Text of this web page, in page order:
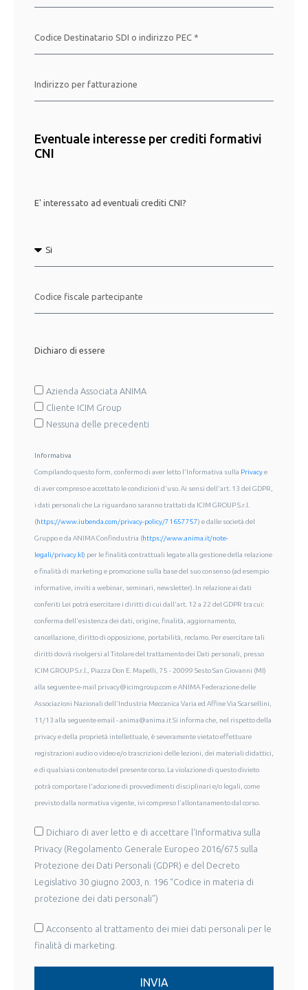
Eventuale interesse per crediti formativi
CNI
E' interessato ad eventuali crediti CNI?
Dichiaro di essere
Azienda Associata ANIMA
Cliente ICIM Group
Nessuna delle precedenti
Informativa
Compilando questo form, confermo di aver letto l'Informativa sulla Privacye
di aver compreso e accettato le condizioni d'uso. Ai sensi dell'art. 13 del GDPR,
i dati personali che La riguardano saranno trattati da ICIM GROUP S.r.l.
(https://www.iubenda.com/privacy-policy/71657757) e dalle società del
Gruppo e da ANIMA Confindustria (https://www.anima.it/note-
legali/privacy.kl) per le finalità contrattuali legate alla gestione della relazione
e finalità di marketing e promozione sulla base del suo consenso (ad esempio
informative, inviti a webinar, seminari, newsletter). In relazione ai dati
conferiti Lei potrà esercitare i diritti di cui dall'art. 12 a 22 del GDPR tra cui:
conferma dell'esistenza dei dati, origine, finalità, aggiornamento,
cancellazione, diritto di opposizione, portabilità, reclamo. Per esercitare tali
diritti dovrà rivolgersi al Titolare del trattamento dei Dati personali, presso
ICIM GROUP S.r.l., Piazza Don E. Mapelli, 75 - 20099 Sesto San Giovanni (MI)
alla seguente e-mail privacy@icimgroup.com e ANIMA Federazione delle
Associazioni Nazionali dell'Industria Meccanica Varia ed Affine Via Scarsellini,
11/13 alla seguente email - anima@anima.it Si informa che, nel rispetto della
privacy e della proprietà intellettuale, è severamente vietato effettuare
registrazioni audio o video e/o trascrizioni delle lezioni, dei materiali didattici,
e di qualsiasi contenuto del presente corso. La violazione di questo divieto
potrà comportare l'adozione di provvedimenti disciplinari e/o legali, come
previsto dalla normativa vigente, ivi compreso l’allontanamento dal corso.
Dichiaro di aver letto e di accettare l'Informativa sulla
Privacy (Regolamento Generale Europeo 2016/675 sulla
Protezione dei Dati Personali (GDPR) e del Decreto
Legislativo 30 giugno 2003, n. 196 “Codice in materia di
protezione dei dati personali”)
Acconsento al trattamento dei miei dati personali per le
finalità di marketing.
INVIA